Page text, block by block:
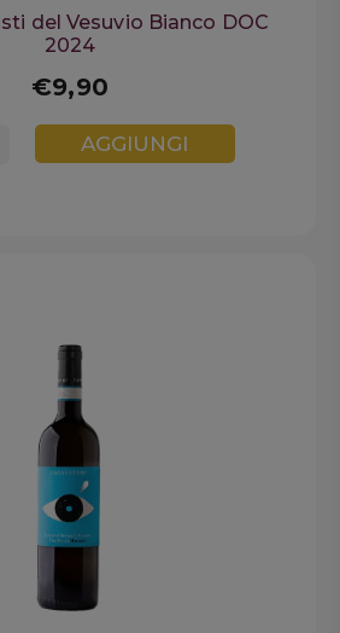
del Vesuvio Bianco DOC
2024
€9,90
AGGIUNGI